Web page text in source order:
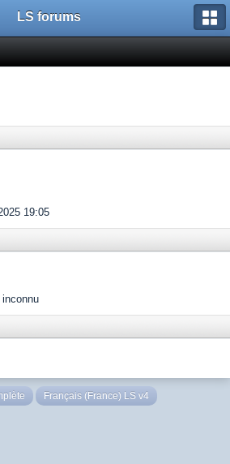
LS forums
19:05
Français (France) LS v4